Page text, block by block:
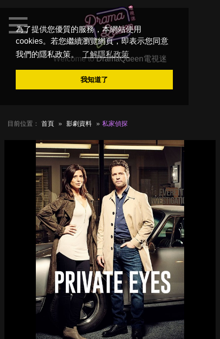
為了提供您優質的服務，本網站使用
cookies。若您繼續瀏覽網頁，即表示您同意
我們的隱私政策。
了解隱私政策
我知道了
Welcome toDramaQueen電視迷
目前位置： 首頁 影劇資料 私家偵探